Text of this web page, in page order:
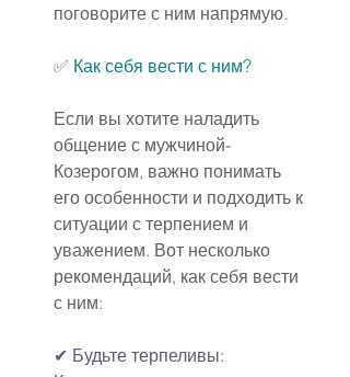
поговорите с ним напрямую.
✅ Как себя вести с ним?
Если вы хотите наладить
общение с мужчиной-
Козерогом, важно понимать
его особенности и подходить к
ситуации с терпением и
уважением. Вот несколько
рекомендаций, как себя вести
с ним:
✔ Будьте терпеливы: